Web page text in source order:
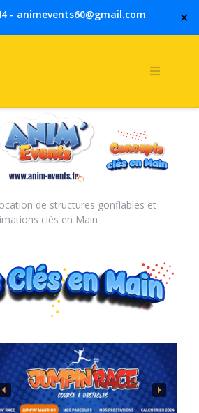
- animevents60@gmail.com ✕
de structures gonflables et
clés en Main